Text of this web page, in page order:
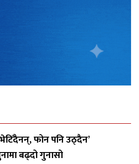
फोन पनि उठ्दैन’
बढ्दो गुनासो